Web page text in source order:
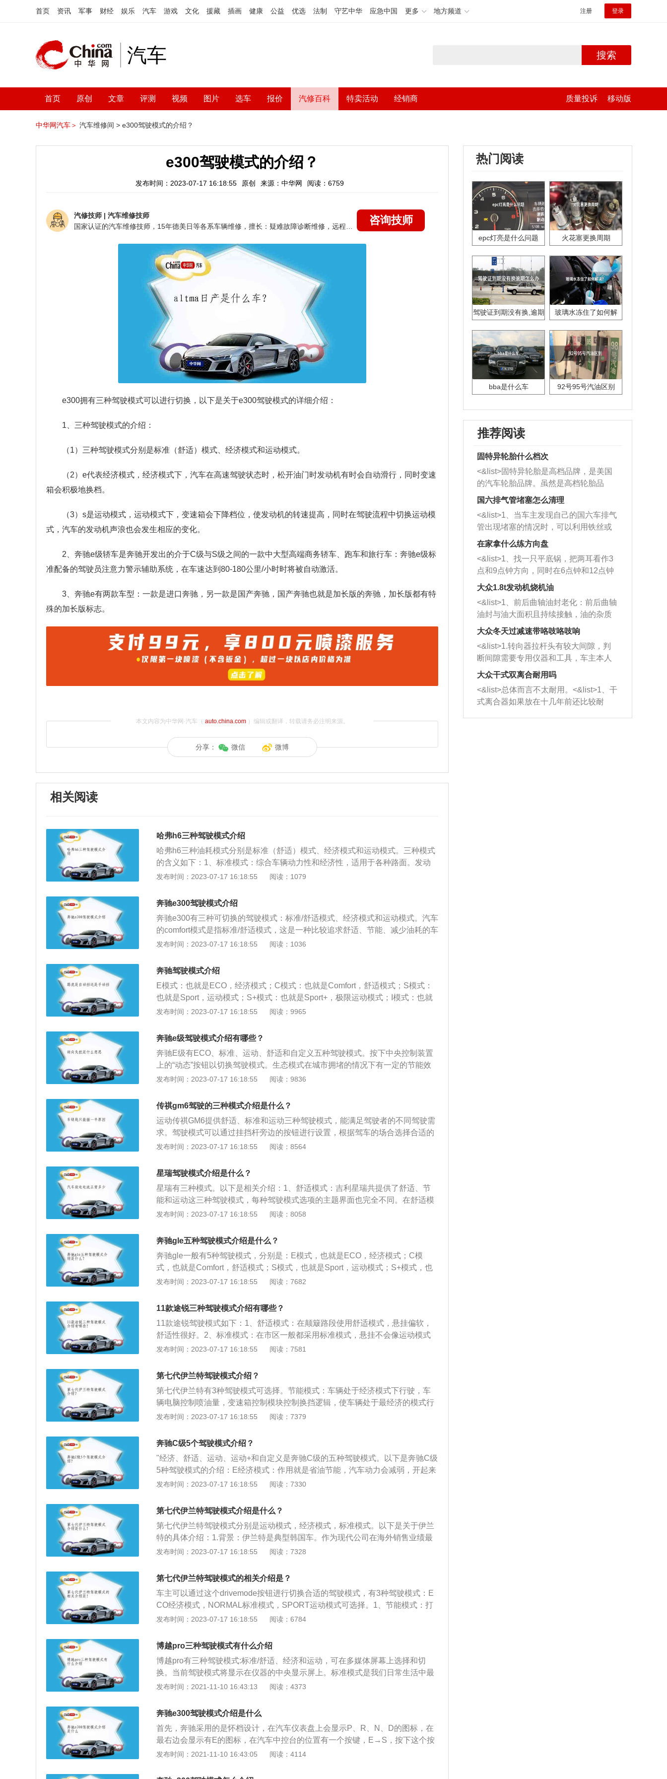
首页 资讯 军事 财经 娱乐 汽车 游戏 文化 援藏 插画 健康 公益 优选 法制 守艺中华 应急中国 更多 地方频道 注册 登录
汽车 搜索
首页 原创 文章 评测 视频 图片 选车 报价 汽修百科 特卖活动 经销商 质量投诉 移动版
中华网汽车＞ 汽车维修间 > e300驾驶模式的介绍？
e300驾驶模式的介绍？
发布时间：2023-07-17 16:18:55 原创 来源：中华网 阅读：6759
汽修技师 | 汽车维修技师
咨询技师
e300拥有三种驾驶模式可以进行切换，以下是关于e300驾驶模式的详细介绍：
1、三种驾驶模式的介绍：
（1）三种驾驶模式分别是标准（舒适）模式、经济模式和运动模式。
（2）e代表经济模式，经济模式下，汽车在高速驾驶状态时，松开油门时发动机有时会自动滑行，同时变速
箱会积极地换档。
（3）s是运动模式，运动模式下，变速箱会下降档位，使发动机的转速提高，同时在驾驶流程中切换运动模
式，汽车的发动机声浪也会发生相应的变化。
2、奔驰e级轿车是奔驰开发出的介于C级与S级之间的一款中大型高端商务轿车、跑车和旅行车：奔驰e级标
准配备的驾驶员注意力警示辅助系统，在车速达到80-180公里/小时时将被自动激活。
3、奔驰e有两款车型：一款是进口奔驰，另一款是国产奔驰，国产奔驰也就是加长版的奔驰，加长版都有特
殊的加长版标志。
本文内容为中华网·汽车（ auto.china.com）编辑或翻译，转载请务必注明来源。
分享： 微信 微博
相关阅读
哈弗h6三种驾驶模式介绍
哈弗h6三种油耗模式分别是标准（舒适）模式、经济模式和运动模式。三种模式
的含义如下：1、标准模式：综合车辆动力性和经济性，适用于各种路面。发动
机启动后默认进入标准模式，反复按压driveselect按钮，可使驾驶模式在标准模
性，适用于车辆较少、行驶广阔的平坦路面；3、经济模式：提高车辆燃油经济
性，适用于城市道路、铺装路等平坦坚硬的路面。
发布时间：2023-07-17 16:18:55 阅读：1079
奔驰e300驾驶模式介绍
奔驰e300有三种可切换的驾驶模式：标准/舒适模式、经济模式和运动模式。汽车
的comfort模式是指标准/舒适模式，这是一种比较追求舒适、节能、减少油耗的车
辆的运动模式。汽车的舒适模式是车辆驾驶模式的默认模式，适用于日常行驶或
作都是比较平顺稳定的，而且，舒适模式下的方向盘轻便，发动机转速较低，便
于驾驶员的掌控。ecopro代表经济模式。选择这种模式时，松开油门发动机有时
会自动滑行，所以发动机没有转速，同时变速箱会主动换挡。sport是运动模式。
如果选择这种模式，变速箱会降档，这样会提高发动机转速，让油门响应更清
晰。同时，当在驾驶过程中切换运动模式时，汽车的发动机的声音也会随之改
会增加。奔驰e级轿车是奔驰在c级和s级之间开发的一款中高档商务轿车、跑车
和旅行车。目前公认的e级轿车鼻祖是1947年的奔驰170，是战后奔驰开发的首批
车型之一。安全方面，奔驰e级标准驾驶员注意力预警辅助系统会在车速达到80
驶员是否处于疲劳或注意力分散状态。一旦系统判断出驾驶员的状态降低了行车
数据来源于有驾官网）。
发布时间：2023-07-17 16:18:55 阅读：1036
奔驰驾驶模式介绍
E模式：也就是ECO，经济模式；C模式：也就是Comfort，舒适模式；S模式：
也就是Sport，运动模式；S+模式：也就是Sport+，极限运动模式；I模式：也就
是individual，个性化模式；1、经济模式（ECO）该模式下，行车电脑会限制喷
习惯，设置不同的参数。驾驶方面可以调节经济、平衡或运动；转向方面可以调
节舒适、平衡或运动。个性化模式给有需求的车主，提供了更多驾驶乐趣。3、
标准模式各方面性能比较均衡，标准模式能满足大部分的驾驶需求，驾驶员如无
特殊需要，可长时间使用标准模式。4、动态模式此模式下，车辆的换挡逻辑更
为激进。升档延后，使车辆在起步阶段就获得高扭输出。同时让发动机保持高转
车辆的爆发力。5、舒适模式悬架改变得更加柔软，方向盘更容易操作，车身更
加低趴。作为汽车发明者，梅赛德斯-奔驰拥有134年的辉煌历史，如今三叉星徽
广布中国大地。2017年，中国成为梅赛德斯-奔驰全球首个突破60万年销量大关
发布时间：2023-07-17 16:18:55 阅读：9965
奔驰e级驾驶模式介绍有哪些？
奔驰E级有ECO、标准、运动、舒适和自定义五种驾驶模式。按下中央控制装置
上的“动态”按钮以切换驾驶模式。生态模式在城市拥堵的情况下有一定的节能效
果，但因人而异。经济模式（ECO）：在此模式下，行车电脑将限制燃油喷射并
油门时，电源不会立即接通。自定义模式：驾驶员可以根据自己的使用习惯设置
不同的参数。驾驶可以调节经济性、平衡性或运动性；转向可以调节舒适度、平
衡或运动。个性化模式为有需要的车主提供更多驾驶乐趣。标准模式：标准模式
可以满足大多数驾驶需求。如果驾驶员没有特殊需要，可以长时间使用标准模
式。在此模式下，悬架软硬，发动机功率输出稳定舒适。动态模式：在此模式
出。同时，保持发动机高速运转，以使车辆处于非常猛烈的状态。最直接的感觉
是增强推背感，感受车辆的爆发力。结果是燃油消耗量增加，发动机和齿轮箱的
机械磨损更严重。然而，偶尔的“激烈”驾驶也可以清除发动机中的积碳。舒适模
带并在前方紧急情况下需要制动时，身体的舒适度可以提高到更高的水平。车内
发布时间：2023-07-17 16:18:55 阅读：9836
传祺gm6驾驶的三种模式介绍是什么？
运动传祺GM6提供舒适、标准和运动三种驾驶模式，能满足驾驶者的不同驾驶需
求。驾驶模式可以通过挂挡杆旁边的按钮进行设置，根据驾车的场合选择合适的
驾驶模式。具体内容如下：运动模式：运动模式可以将汽车的驾驶性能最大优
如在刚接触车辆的时候适合使用标准模式。在城市道路中驾驶，一般使用标准模
式。舒适模式：可以是车内人员在乘车过程中，缓慢感知车辆运行，减轻车辆在
行驶过程中波动的不适感，适合承载老人的场合使用。
发布时间：2023-07-17 16:18:55 阅读：8564
星瑞驾驶模式介绍是什么？
星瑞有三种模式。以下是相关介绍：1、舒适模式：吉利星瑞共提供了舒适、节
能和运动这三种驾驶模式，每种驾驶模式选项的主题界面也完全不同。在舒适模
式下，充沛的动力使它在城市间可以做到从容不迫地游走，出力顺畅、油门响应
感。星瑞变速箱的换挡轻柔且顺畅，就算在低速跟车时表现得也不错，并没有出
现太多的顿挫现象。3、运动模式：吉利星瑞进入山路、通过拨杆将车辆调至运
动模式后，星瑞在运动模式下的巡航挡位会拉低。
发布时间：2023-07-17 16:18:55 阅读：8058
奔驰gle五种驾驶模式介绍是什么？
奔驰gle一般有5种驾驶模式，分别是：E模式，也就是ECO，经济模式；C模
式，也就是Comfort，舒适模式；S模式，也就是Sport，运动模式；S+模式，也
就是Sport+，极限运动模式；I模式，也就是individual，个性化模式。以下是奔驰
简约的功能按键设计，也令操作更加简洁。新车方向盘集中了音响、电话及行车
电脑的控制。奔驰GLE450车内整体视觉与中控台内饰格调保持一致，给驾乘者
带来无尽的奢华享受，也尽显着奔驰的高档大气风范、华贵之美。2、动力方
面：GLE450搭载了一台3.0T双涡轮增压V6直喷发动机，并且拥有不同的调校，
其中GLE450的发动机在5250rpm时能爆发出245kW的最大功率，同时可以在160
US增强版9速自动变速箱。
发布时间：2023-07-17 16:18:55 阅读：7682
11款途锐三种驾驶模式介绍有哪些？
11款途锐驾驶模式如下：1、舒适模式：在颠簸路段使用舒适模式，悬挂偏软，
舒适性很好。2、标准模式：在市区一般都采用标准模式，悬挂不会像运动模式
这么硬，标准模式更省油。3、运动模式：高速道路使用，动力更强悍。车辆驾
途锐和保时捷卡宴共用一个平台，外形轮廓上难免有相似之处。
发布时间：2023-07-17 16:18:55 阅读：7581
第七代伊兰特驾驶模式介绍？
第七代伊兰特有3种驾驶模式可选择。节能模式：车辆处于经济模式下行驶，车
辆电脑控制喷油量，变速箱控制模块控制换挡逻辑，使车辆处于最经济的模式行
驶。普通模式：普通模式是为了保证动力不变，更是为了获得更好的燃油经济
易上手。运动模式：车子在开启运动模式后，电控单元会拉高发动机转速，使车
子保持有足够的扭距，快起快停，这个时候汽车的性能能够很好体现出来。
发布时间：2023-07-17 16:18:55 阅读：7379
奔驰C级5个驾驶模式介绍？
"经济、舒适、运动、运动+和自定义是奔驰C级的五种驾驶模式。以下是奔驰C级
5种驾驶模式的介绍：E经济模式：作用就是省油节能，汽车动力会减弱，开起来
比较乏力。变速箱总是尽可能将档位跳至最高，60km/h即可6档巡航。C舒适模
在道路上动力都较为平顺。S运动模式：此模式下，变速箱始终都会把发动机转
速控制在2500rpm以上，方向盘立刻就会变紧。S+超级运动模式：运动+比运动
更为激进。IN自定义模式：可以搭配动力和方向指令，比如经济模式动力配合运
动模式。"
发布时间：2023-07-17 16:18:55 阅读：7330
第七代伊兰特驾驶模式介绍是什么？
第七代伊兰特驾驶模式分别是运动模式，经济模式，标准模式。以下是关于伊兰
特的具体介绍：1.背景：伊兰特是典型韩国车。作为现代公司在海外销售业绩最
好的车型，其已经经历六代。北京现代伊兰特是在其第六代车型的基础上，根据
评。2.内饰：伊兰特的内饰线条比较简洁，米色系的色彩搭配显得很清新，在中
控台和车门内扶手上还搭配亚光金属质感的饰板，显得很时尚。仪表台的塑料件
质感尚可，没有给人特别廉价的感觉。有个别地方的装配质量还有欠缺。
发布时间：2023-07-17 16:18:55 阅读：7328
第七代伊兰特驾驶模式的相关介绍是？
车主可以通过这个drivemode按钮进行切换合适的驾驶模式，有3种驾驶模式：E
CO经济模式，NORMAL标准模式，SPORT运动模式可选择。1、节能模式：打
开这个开关，车辆就处于经济模式下行驶，车辆电脑控制喷油量，变速箱控制模
速器挡位，发动机转速，车速，制动以及变速器油温等对油耗有影响的条件进行
综合判断、分析，由ECU控制单元计算出最佳燃油量提供给发动机做功，使得油
耗比普通驾驶模式有效降低。2、普通模式：普通模式是为了保证动力不变，更
是为了获得更好的燃油经济性，而使用普通模式下的控制，车子的油门响应最平
衡，操控感更简单舒适，容易上手。3、运动模式：车子在开启运动模式后，电
的性能能够很好体现出来。除此之外，汽车也会调节其他设置，例如悬挂变硬，
支撑力大，油门灵敏度更强，发动机进气增加，同时油耗也会增加。
发布时间：2023-07-17 16:18:55 阅读：6784
博越pro三种驾驶模式有什么介绍
博越pro有三种驾驶模式:标准/舒适、经济和运动，可在多媒体屏幕上选择和切
换。当前驾驶模式将显示在仪器的中央显示屏上。标准模式是我们日常生活中最
常用的模式，适合大多数路况，兼顾了动力输出和燃油经济性。标准模式是大多
常的驾驶过程中都非常方便。而且这种模式可以让车辆保持安静状态，发动机的
动力也不会太弱，所以标准模式总体来说是最受欢迎的。经济模式自然省油，但
是发动机的动力不是很强，适合在平坦的路面上平稳行驶，也可以在比较崎岖的
山路上使用，可以让你的整车保持相对稳定的状态，不会出现倒退。Sport模式缩
写为“S档”，表示sport模式。正常市区开车不需要S挡，一般都是高速行驶，超车
发布时间：2021-11-10 16:43:13 阅读：4373
奔驰e300驾驶模式介绍是什么
首先，奔驰采用的是怀档设计，在汽车仪表盘上会显示P、R、N、D的图标，在
最右边会显示有E的图标，在汽车中控台的位置有一个按键，E→S，按下这个按
键就可以切换经济模式和运动模式。E为经济模式，S为运动模式。E代表的是经
也就是说发动机没有转速，同时变速箱会积极地换挡。S是运动模式，选择此模
发布时间：2021-11-10 16:43:05 阅读：4114
热门阅读
epc灯亮是什么问题 火花塞更换周期
驾驶证到期没有换,逾期
玻璃水冻住了如何解
bba是什么车 92号95号汽油区别
推荐阅读
固特异轮胎什么档次
<&list>固特异轮胎是高档品牌，是美国
的汽车轮胎品牌。虽然是高档轮胎品
牌，但是中高低端的轮胎都有生产，这
也是为了更好的开拓市场。
国六排气管堵塞怎么清理
<&list>1、当车主发现自己的国六车排气
管出现堵塞的情况时，可以利用铁丝或
者是细棍，直接将杂物给取出来，如果
堵塞情况比较严重，也可以采取应急措
施。 <&list>2、直接利用木棍将所有的
杂物推到排气管里面的位置处，然后将
三元催化器拆解开，就可以将堵塞的东
西取出来。但如果是因为积碳过多引起
的堵塞，就需要将三元催化器泡在草酸
洗剂对堵塞的情况得到解决，将清洗剂
放在燃油箱中，与燃油混合后，车辆启
动时，就可以和汽油一起进入到燃烧
室，最后形成废气排出，就可以让三元
催化器得到清洗，排气管堵塞的情况就
能够得到解决。
在家拿什么练方向盘
<&list>1、找一只平底锅，把两耳看作3
点和9点钟方向，同时在6点钟和12点钟
方向做一个标记。 <&list>2、双手握住
一圈半的练习，往右同样也要打相同的
圈数。 <&list>3、最后强调要反复练
习，这样就可以形成肌肉记忆，在真实
驾驶车辆时，不需要记忆也能打好方
向。
大众1.8t发动机烧机油
<&list>1、前后曲轴油封老化：前后曲轴
油封与油大面积且持续接触，油的杂质
和发动机内持续温度变化使其密封效果
逐渐减弱，导致渗油或漏油。<&list>2、
活塞间隙过大：积碳会使活塞环与缸体
的间隙扩大，导致机油流入燃烧室中，
造成烧机油。<&list>3、机油粘度。使用
机油粘度过小的话，同样会有烧机油现
象，机油粘度过小具有很好的流动性，
大众冬天过减速带咯吱咯吱响
<&list>1.转向器拉杆头有较大间隙，判
断间隙需要专用仪器和工具，车主本人
无法制作，需要将车辆送到修理厂或4s
店；<&list>2.车辆半轴套管防尘罩破
裂，破裂后会出现漏油现象，使半轴磨
损严重，磨损的半轴容易损坏，产生异
响；<&list>3.稳定器的转向胶套和球头
大众干式双离合耐用吗
<&list>总体而言不太耐用。<&list>1、干
式离合器如果放在十几年前还比较耐